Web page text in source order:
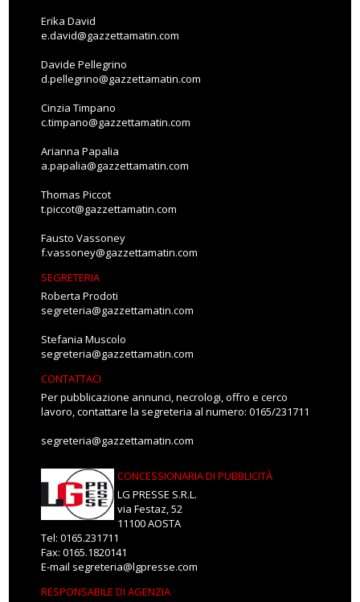
Erika David
e.david@gazzettamatin.com
Davide Pellegrino
d.pellegrino@gazzettamatin.com
Cinzia Timpano
c.timpano@gazzettamatin.com
Arianna Papalia
a.papalia@gazzettamatin.com
Thomas Piccot
t.piccot@gazzettamatin.com
Fausto Vassoney
f.vassoney@gazzettamatin.com
SEGRETERIA
Roberta Prodoti
segreteria@gazzettamatin.com
Stefania Muscolo
segreteria@gazzettamatin.com
CONTATTACI
Per pubblicazione annunci, necrologi, offro e cerco
lavoro, contattare la segreteria al numero: 0165/231711
segreteria@gazzettamatin.com
CONCESSIONARIA DI PUBBLICITÀ
LG PRESSE S.R.L.
via Festaz, 52
11100 AOSTA
Tel: 0165.231711
Fax: 0165.1820141
E-mail segreteria@lgpresse.com
RESPONSABILE DI AGENZIA